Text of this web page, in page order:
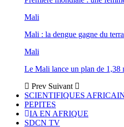
Mali
Mali : la dengue gagne du
Mali
Le Mali lance un plan de 1,38
Prev Suivant
SCIENTIFIQUES
PEPITES
IA EN AFRIQUE
SDCN TV